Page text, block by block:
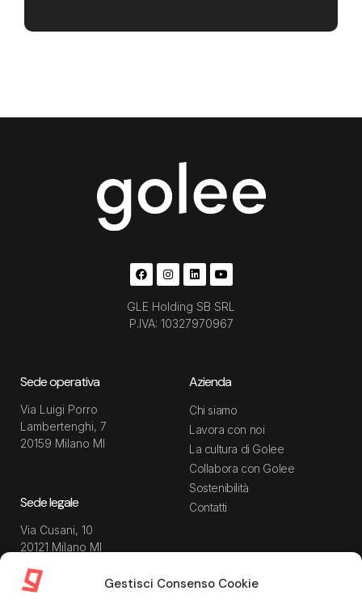
Gestisci Consenso Cookie
GLE Holding SB SRL
P.IVA: 10327970967
Sede operativa
Via Luigi Porro
Lambertenghi, 7
20159 Milano MI
Sede legale
Via Cusani, 10
20121 Milano MI
Azienda
Chi siamo
Lavora con noi
La cultura di Golee
Collabora con Golee
Sostenibilità
Contatti